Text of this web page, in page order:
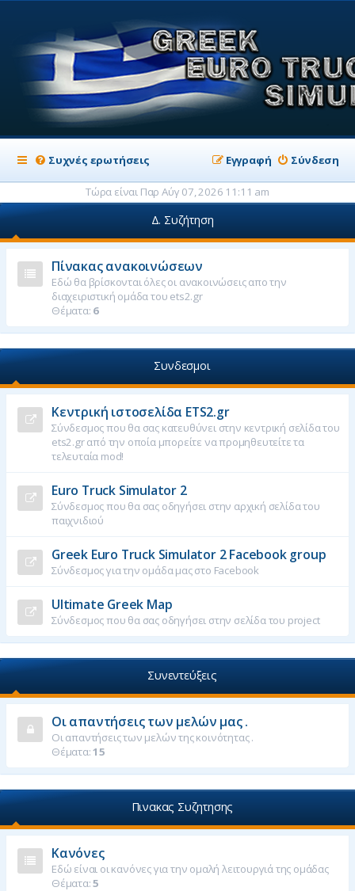
Συχνές ερωτήσεις Σύνδεση
Εγγραφή
Τώρα είναι Παρ Αύγ 07, 2026 11:11 am
Δ. Συζήτηση
Πίνακας ανακοινώσεων
Εδώ θα βρίσκονται όλες οι ανακοινώσεις απο την
διαχειριστική ομάδα του ets2.gr
Θέματα: 6
Συνδεσμοι
Κεντρική ιστοσελίδα ETS2.gr
Σύνδεσμος που θα σας κατευθύνει στην κεντρική σελίδα του
ets2.gr από την οποία μπορείτε να προμηθευτείτε τα
τελευταία mod!
Euro Truck Simulator 2
Σύνδεσμος που θα σας οδηγήσει στην αρχική σελίδα του
παιχνιδιού
Greek Euro Truck Simulator 2 Facebook group
Σύνδεσμος για την ομάδα μας στο Facebook
Ultimate Greek Map
Σύνδεσμος που θα σας οδηγήσει στην σελίδα του project
Συνεντεύξεις
Οι απαντήσεις των μελών μας .
Οι απαντήσεις των μελών της κοινότητας .
Θέματα:15
Πινακας Συζητησης
Κανόνες
Εδώ είναι οι κανόνες για την ομαλή λειτουργιά της ομάδας
Θέματα:5